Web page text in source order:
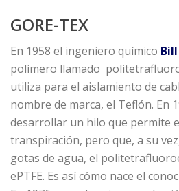
GORE-TEX
En 1958 el ingeniero químico
polímero llamado
utiliza para el aislamiento de
nombre de marca, el Teflón. En
desarrollar un hilo que permite
transpiración, pero que, a su
gotas de agua, el
ePTFE. Es así cómo nace el